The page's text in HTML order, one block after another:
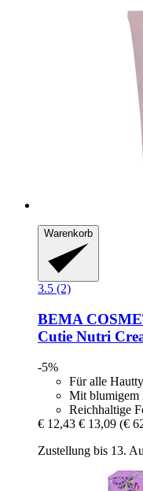
Warenkorb
3.5 (2)
BEMA
Cutie Nutri
-5%
Für alle
Mit blumigem
Reichhaltige
€ 12,43 € 13,09 (€
Zustellung bis 13.